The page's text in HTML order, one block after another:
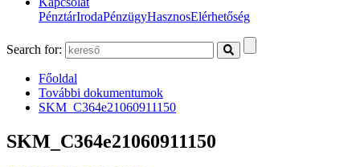
PénztárIrodaPénzügyHasznosElérhetőség
Search for:
Főoldal
További dokumentumok
SKM_C364e21060911150
SKM_C364e21060911150